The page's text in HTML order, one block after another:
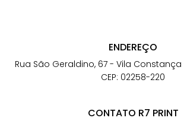
ENDEREÇO
Rua São Geraldino, 67 - Vila Constança
CEP: 02258-220
CONTATO R7 PRINT